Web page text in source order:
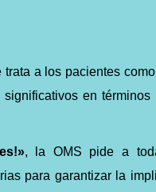
a los pacientes
en términos
, la OMS pide a
para garantizar la